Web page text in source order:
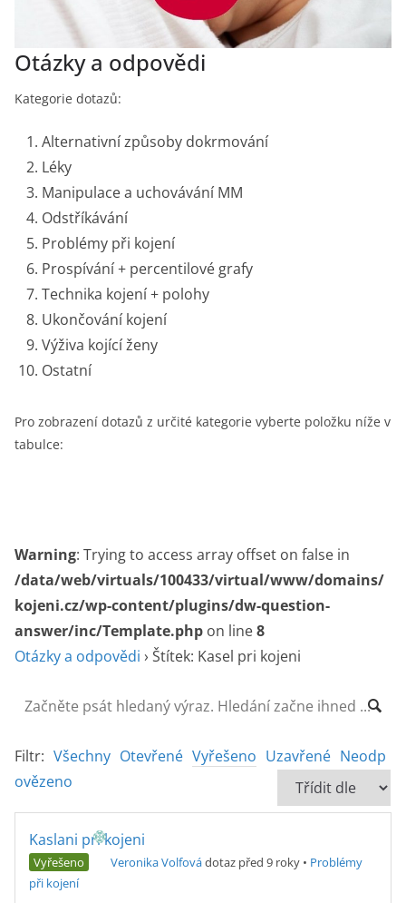
Otázky a odpovědi
Kategorie dotazů:
Alternativní způsoby dokrmování
Léky
Manipulace a uchovávání MM
Odstříkávání
Problémy při kojení
Prospívání + percentilové grafy
Technika kojení + polohy
Ukončování kojení
Výživa kojící ženy
Ostatní
Pro zobrazení dotazů z určité kategorie vyberte položku níže v
tabulce:
Warning: Trying to access array offset on false in
/data/web/virtuals/100433/virtual/www/domains/
kojeni.cz/wp-content/plugins/dw-question-
answer/inc/Template.php on line8
Otázky a odpovědi › Štítek: Kasel pri kojeni
Filtr: Všechny Otevřené Vyřešeno Uzavřené Neodp
ovězeno
Kaslani pri kojeni
Vyřešeno Veronika Volfovádotaz před 9 roky • Problémy
při kojení